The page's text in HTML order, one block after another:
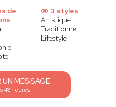
de
3 styles
Artistique
Traditionnel
Lifestyle
UN MESSAGE
48 heures